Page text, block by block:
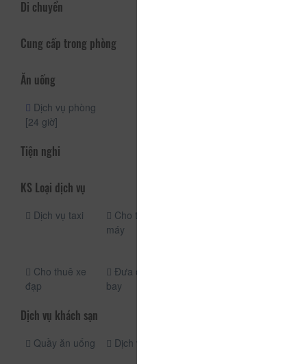
Di chuyển
Cung cấp trong phòng
Ăn uống
Dịch vụ phòng
[24 giờ]
Tiện nghi
KS Loại dịch vụ
Dịch vụ taxi
Cho thuê xe
máy
Cho thuê xe
đạp
Đưa đón sân
bay
Dịch vụ khách sạn
Quầy ăn uống Dịch vụ giặt ủi